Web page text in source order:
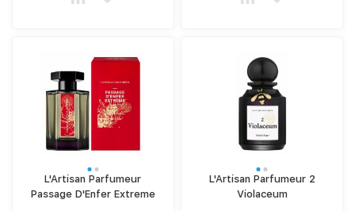
L'Artisan Parfumeur
Passage D'Enfer Extreme
L'Artisan Parfumeur 2
Violaceum